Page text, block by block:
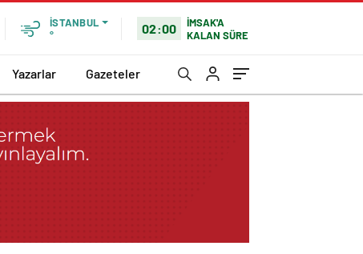
İSTANBUL
°
02:00
İMSAK'A
KALAN SÜRE
Yazarlar Gazeteler